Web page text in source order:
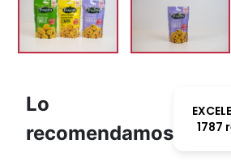
Lo
recomendamos
1787